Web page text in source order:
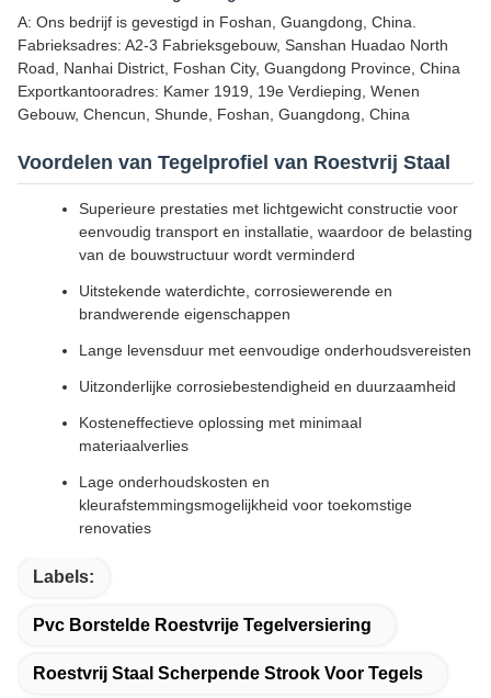
A: Ons bedrijf is gevestigd in Foshan, Guangdong, China.
Fabrieksadres: A2-3 Fabrieksgebouw, Sanshan Huadao North
Road, Nanhai District, Foshan City, Guangdong Province, China
Exportkantooradres: Kamer 1919, 19e Verdieping, Wenen
Gebouw, Chencun, Shunde, Foshan, Guangdong, China
Voordelen van Tegelprofiel van Roestvrij Staal
Superieure prestaties met lichtgewicht constructie voor
eenvoudig transport en installatie, waardoor de belasting
van de bouwstructuur wordt verminderd
Uitstekende waterdichte, corrosiewerende en
brandwerende eigenschappen
Lange levensduur met eenvoudige onderhoudsvereisten
Uitzonderlijke corrosiebestendigheid en duurzaamheid
Kosteneffectieve oplossing met minimaal
materiaalverlies
Lage onderhoudskosten en
kleurafstemmingsmogelijkheid voor toekomstige
renovaties
Labels:
Pvc Borstelde Roestvrije Tegelversiering
Roestvrij Staal Scherpende Strook Voor Tegels